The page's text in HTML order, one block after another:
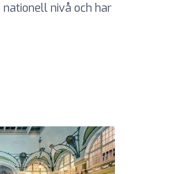
nivå och har